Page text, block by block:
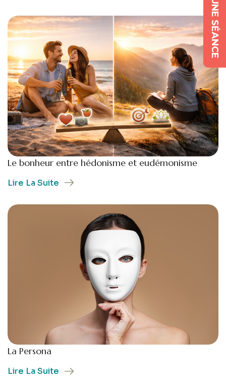
Le bonheur entre hédonisme et eudémonisme
Lire La Suite
La Persona
Lire La Suite